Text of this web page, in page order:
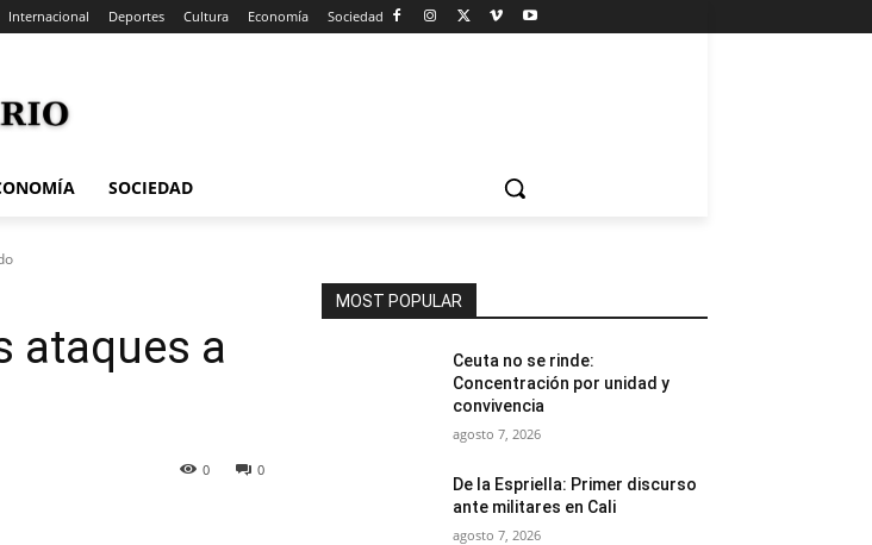
Internacional Deportes Cultura Economía Sociedad
SOCIEDAD
ataques a
0
0
MOST POPULAR
Ceuta no se rinde:
Concentración por unidad y
convivencia
agosto 7, 2026
De la Espriella: Primer discurso
ante militares en Cali
agosto 7, 2026